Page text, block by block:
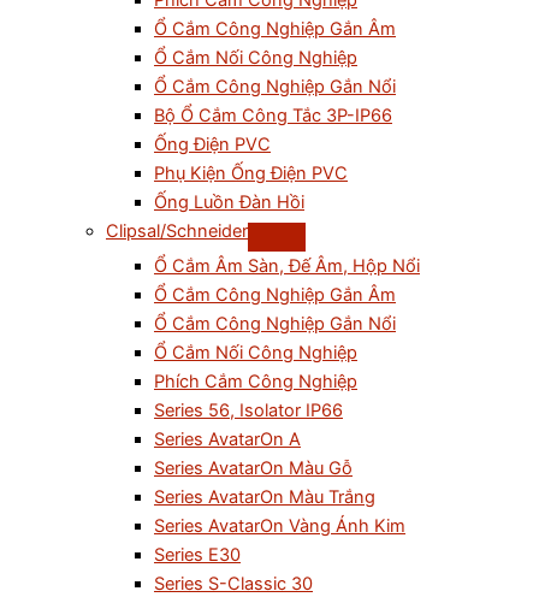
Ổ Cắm Công Nghiệp Gắn Âm
Ổ Cắm Nối Công Nghiệp
Ổ Cắm Công Nghiệp Gắn Nổi
Bộ Ổ Cắm Công Tắc 3P-IP66
Ống Điện PVC
Phụ Kiện Ống Điện PVC
Ống Luồn Đàn Hồi
Clipsal/Schneider
Ổ Cắm Âm Sàn, Đế Âm, Hộp Nổi
Ổ Cắm Công Nghiệp Gắn Âm
Ổ Cắm Công Nghiệp Gắn Nổi
Ổ Cắm Nối Công Nghiệp
Phích Cắm Công Nghiệp
Series 56, Isolator IP66
Series AvatarOn A
Series AvatarOn Màu Gỗ
Series AvatarOn Màu Trắng
Series AvatarOn Vàng Ánh Kim
Series E30
Series S-Classic 30